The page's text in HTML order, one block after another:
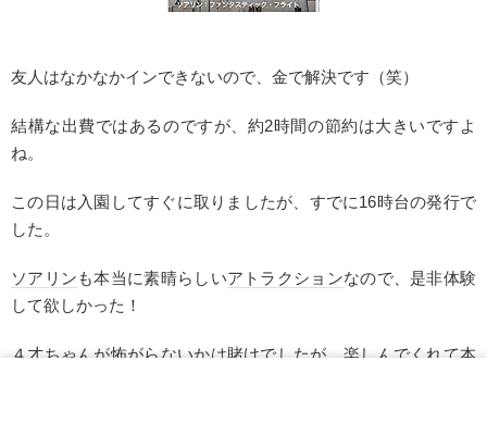
友人はなかなかインできないので、金で解決です（笑）
結構な出費ではあるのですが、約2時間の節約は大きいですよ
ね。
この日は入園してすぐに取りましたが、すでに16時台の発行で
した。
ソアリン も本当に素晴らしいアトラクションなので、是非体験
して欲しかった！
４才ちゃんが怖がらないかは賭けでしたが、楽しんでくれて本